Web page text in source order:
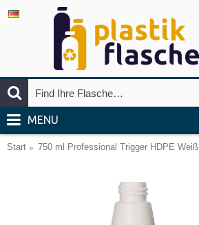
MENU
Start 750 ml Professional Trigger HDPE Weiß